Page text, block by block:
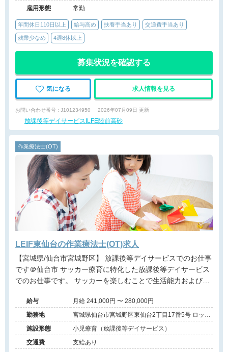
雇用形態
常勤
年間休日110日以上 給与高め 扶養手当あり 交通費手当あり
残業少なめ 4週8休以上
募集状況を確認する
気になる 求人情報を見る
お問い合わせ番号 : J101234950 2026年07月09日 更新
放課後等デイサービスILFE陸前高砂
作業療法士(OT)
LEIF東仙台の作業療法士(OT)求人
【宮城県/仙台市宮城野区】 放課後等デイサービスでのお仕事
です＠仙台市 サッカー療育に特化した放課後等デイサービス
でのお仕事です。 サッカーを楽しむことで生活能力および社
じて子どもたちのココロの体力を育んでいきます。
給与
月給 241,000円 〜 280,000円
勤務地
宮城県仙台市宮城野区東仙台2丁目17番5号 ロック
スビル1階
施設形態
小児療育（放課後等デイサービス）
交通費
支給あり